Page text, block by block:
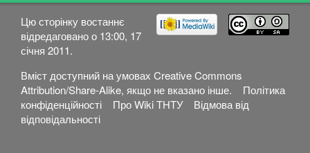
Цю сторінку востаннє
відредаговано о 13:00, 17
січня 2011.
Вміст доступний на умовахCreative Commons
Attribution/Share-Alike, якщо не вказано інше.
Політика
конфіденційності
Про Wiki ТНТУ
Відмова від
відповідальності